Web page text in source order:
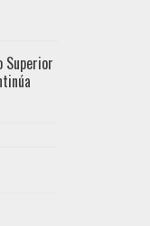
Superior